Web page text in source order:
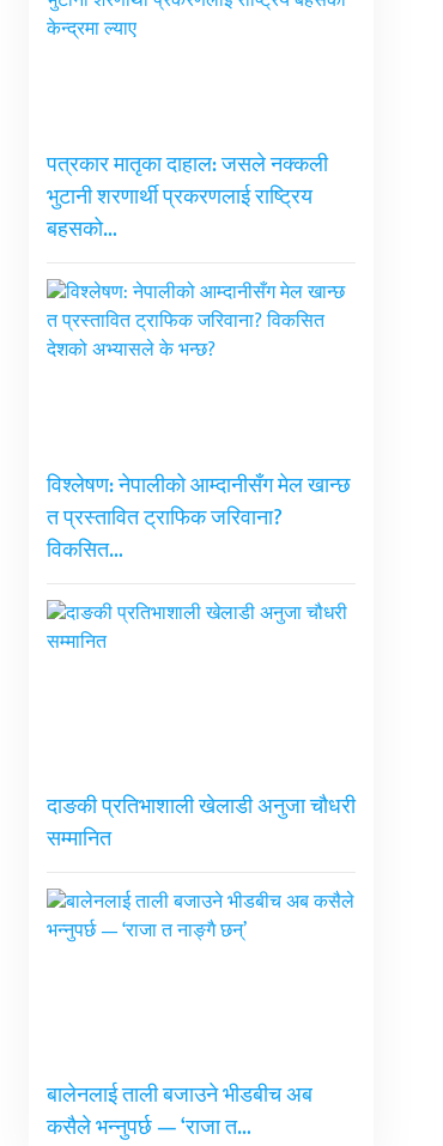
पत्रकार मातृका दाहाल: जसले नक्कली
भुटानी शरणार्थी प्रकरणलाई राष्ट्रिय
बहसको…
विश्लेषण: नेपालीको आम्दानीसँग मेल खान्छ
त प्रस्तावित ट्राफिक जरिवाना?
विकसित…
दाङकी प्रतिभाशाली खेलाडी अनुजा चौधरी
सम्मानित
बालेनलाई ताली बजाउने भीडबीच अब
कसैले भन्नुपर्छ — ‘राजा त…